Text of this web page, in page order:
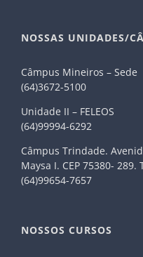
NOSSAS UNIDADES/
Câmpus Mineiros – Sede
(64)3672-5100
Unidade II – FELEOS
(64)99994-6292
Câmpus Trindade.
Maysa I. CEP 75380- 289.
(64)99654-7657
NOSSOS CURSOS